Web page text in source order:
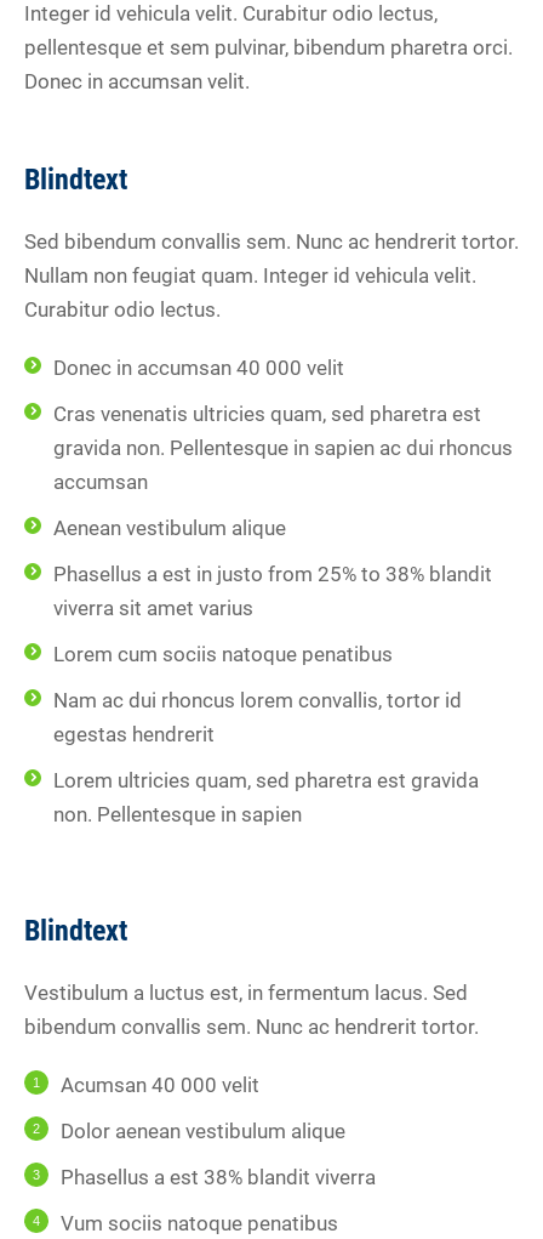
Integer id vehicula velit. Curabitur odio lectus,
pellentesque et sem pulvinar, bibendum pharetra orci.
Donec in accumsan velit.
Blindtext
Sed bibendum convallis sem. Nunc ac hendrerit tortor.
Nullam non feugiat quam. Integer id vehicula velit.
Curabitur odio lectus.
Donec in accumsan 40 000 velit
Cras venenatis ultricies quam, sed pharetra est
gravida non. Pellentesque in sapien ac dui rhoncus
accumsan
Aenean vestibulum alique
Phasellus a est in justo from 25% to 38% blandit
viverra sit amet varius
Lorem cum sociis natoque penatibus
Nam ac dui rhoncus lorem convallis, tortor id
egestas hendrerit
Lorem ultricies quam, sed pharetra est gravida
non. Pellentesque in sapien
Blindtext
Vestibulum a luctus est, in fermentum lacus. Sed
bibendum convallis sem. Nunc ac hendrerit tortor.
Acumsan 40 000 velit
Dolor aenean vestibulum alique
Phasellus a est 38% blandit viverra
Vum sociis natoque penatibus